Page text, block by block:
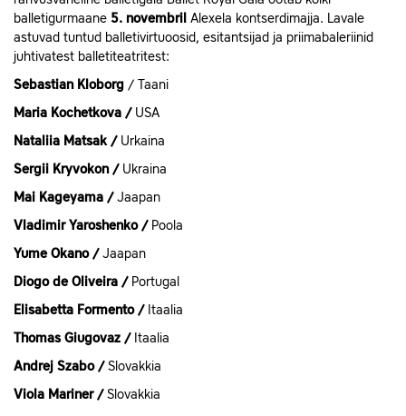
balletigurmaane 5. novembril Alexela kontserdimajja. Lavale
astuvad tuntud balletivirtuoosid, esitantsijad ja priimabaleriinid
juhtivatest balletiteatritest:
Sebastian Kloborg / Taani
Maria Kochetkova / USA
Nataliia Matsak / Urkaina
Sergii Kryvokon / Ukraina
Mai Kageyama / Jaapan
Vladimir Yaroshenko / Poola
Yume Okano / Jaapan
Diogo de Oliveira / Portugal
Elisabetta Formento / Itaalia
Thomas Giugovaz / Itaalia
Andrej Szabo / Slovakkia
Viola Mariner / Slovakkia